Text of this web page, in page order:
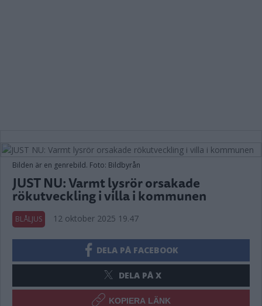
Bilden är en genrebild. Foto: Bildbyrån
JUST NU: Varmt lysrör orsakade
rökutveckling i villa i kommunen
BLÅLJUS 12 oktober 2025 19.47
DELA PÅ FACEBOOK
DELA PÅ X
KOPIERA LÄNK